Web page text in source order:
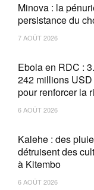
Minova : la
persistance du
7 AOÛT 2026
Ebola en RDC :
242 millions
pour renforcer la
6 AOÛT 2026
Kalehe : des
détruisent des
à Kitembo
6 AOÛT 2026